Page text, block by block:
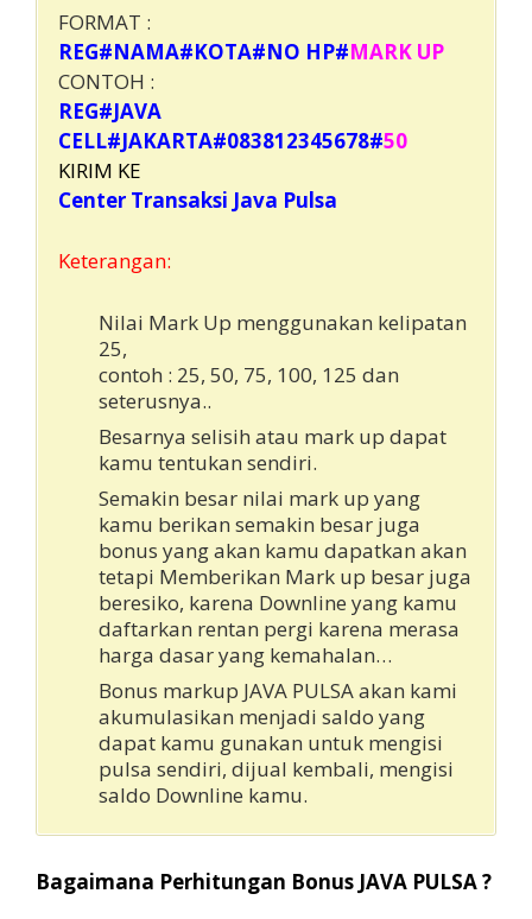
FORMAT :
REG#NAMA#KOTA#NO HP#MARK UP
CONTOH :
REG#JAVA
CELL#JAKARTA#083812345678#50
KIRIM KE
Center Transaksi Java Pulsa
Keterangan:
Nilai Mark Up menggunakan kelipatan
25,
contoh : 25, 50, 75, 100, 125 dan
seterusnya..
Besarnya selisih atau mark up dapat
kamu tentukan sendiri.
Semakin besar nilai mark up yang
kamu berikan semakin besar juga
bonus yang akan kamu dapatkan akan
tetapi Memberikan Mark up besar juga
beresiko, karena Downline yang kamu
daftarkan rentan pergi karena merasa
harga dasar yang kemahalan…
Bonus markup JAVA PULSA akan kami
akumulasikan menjadi saldo yang
dapat kamu gunakan untuk mengisi
pulsa sendiri, dijual kembali, mengisi
saldo Downline kamu.
Bagaimana Perhitungan Bonus JAVA PULSA ?